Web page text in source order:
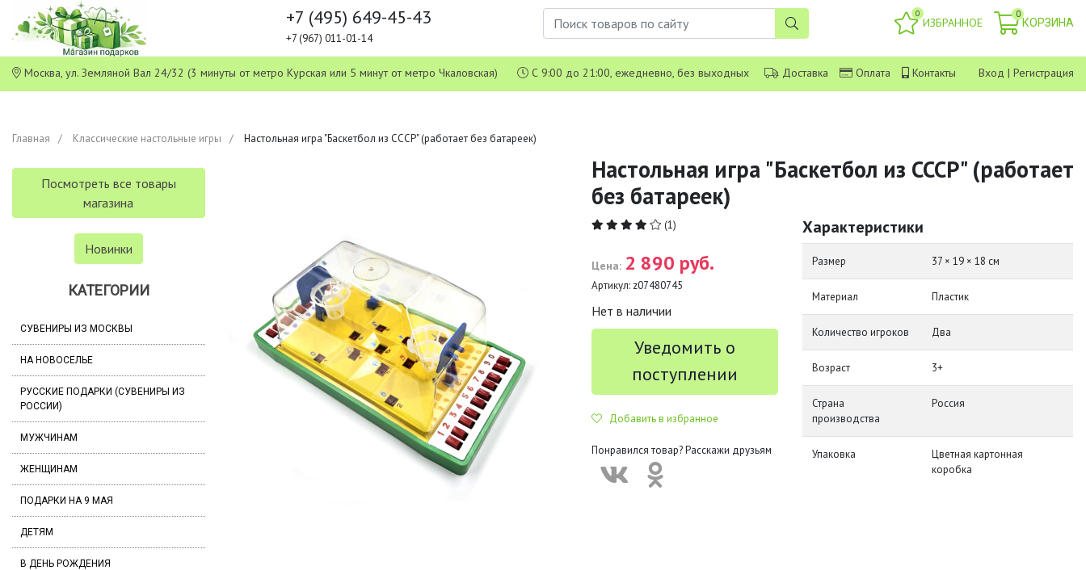
+7 (495) 649-45-43
+7 (967) 011-01-14
0
ИЗБРАННОЕ
0
КОРЗИНА
Москва, ул. Земляной Вал 24/32 (3 минуты от метро Курская или 5 минут от метро Чкаловская) С 9:00 до 21:00, ежедневно, без выходных Доставка Оплата Контакты Вход | Регистрация
Главная Классические настольные игры Настольная игра "Баскетбол из СССР" (работает без батареек)
Посмотреть все товары
магазина
Новинки
КАТЕГОРИИ
СУВЕНИРЫ ИЗ МОСКВЫ
НА НОВОСЕЛЬЕ
РУССКИЕ ПОДАРКИ (СУВЕНИРЫ ИЗ
РОССИИ)
МУЖЧИНАМ
ЖЕНЩИНАМ
ПОДАРКИ НА 9 МАЯ
ДЕТЯМ
В ДЕНЬ РОЖДЕНИЯ
Настольная игра "Баскетбол из СССР" (работает
без батареек)
(1)
Цена: 2 890 руб.
Артикул: z07480745
Нет в наличии
Уведомить о
поступлении
Добавить в избранное
Понравился товар? Расскажи друзьям
Характеристики
Размер 37 × 19 × 18 см
Материал Пластик
Количество игроков Два
Возраст 3+
Страна
производства
Россия
Упаковка
Цветная картонная
коробка